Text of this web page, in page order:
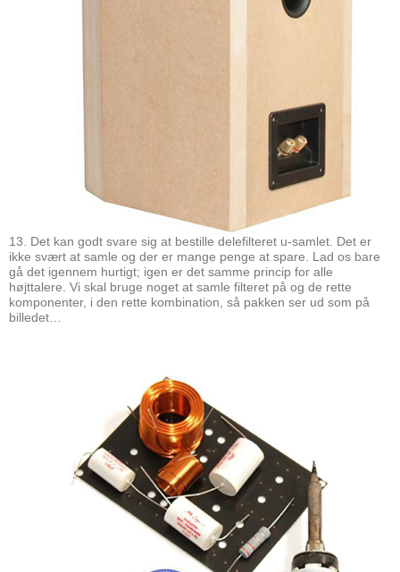
13. Det kan godt svare sig at bestille delefilteret u-samlet. Det er
ikke svært at samle og der er mange penge at spare. Lad os bare
gå det igennem hurtigt; igen er det samme princip for alle
højttalere. Vi skal bruge noget at samle filteret på og de rette
komponenter, i den rette kombination, så pakken ser ud som på
billedet…